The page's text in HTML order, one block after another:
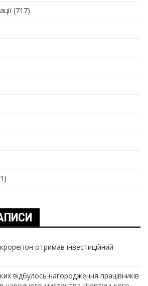
(717)
отримав інвеcтиційний
відбулось нагородження працівників